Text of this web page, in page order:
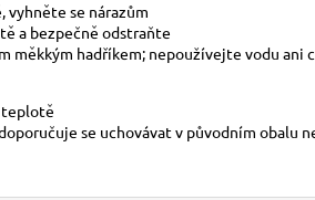
vyhněte se nárazům
a bezpečně odstraňte
měkkým hadříkem; nepoužívejte vodu ani
teplotě
se uchovávat v původním obalu